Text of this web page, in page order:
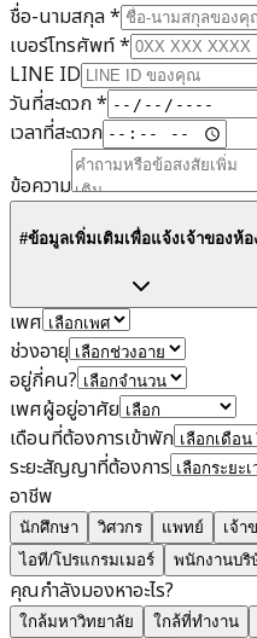
ชื่อ-นามสกุล*
เบอร์โทรศัพท์*
LINE ID
วันที่สะดวก*
เวลาที่สะดวก
ข้อความ
#ข้อมูลเพิ่มเติมเพื่อแจ้งเจ้าของห้อ
เพศ
ช่วงอายุ
อยู่กี่คน?
เพศผู้อยู่อาศัย
เดือนที่ต้องการเข้าพัก
ระยะสัญญาที่ต้องการ
อาชีพ
นักศึกษา วิศวกร แพทย์ เจ้า
ไอที/โปรแกรมเมอร์
พนักงานบริ
คุณกำลังมองหาอะไร?
ใกล้มหาวิทยาลัย ใกล้ที่ทำงาน